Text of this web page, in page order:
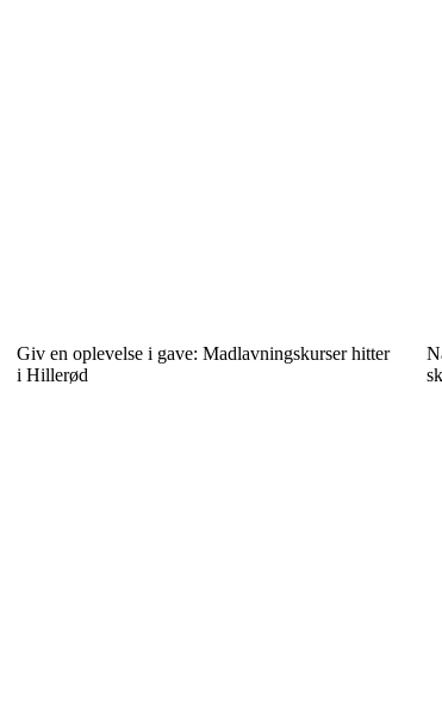
Giv en oplevelse i gave: Madlavningskurser hitter
i Hillerød